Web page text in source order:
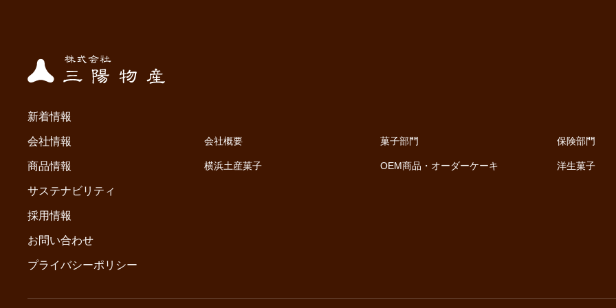
新着情報
会社情報 会社概要 菓子部門 保険部門
商品情報 横浜土産菓子 OEM商品・オーダーケーキ 洋生菓子
サステナビリティ
採用情報
お問い合わせ
プライバシーポリシー